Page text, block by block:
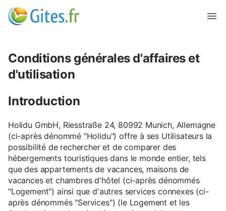
Conditions générales d'affaires et
d'utilisation
Introduction
Holidu GmbH, Riesstraße 24, 80992 Munich, Allemagne
(ci-après dénommé "Holidu") offre à ses Utilisateurs la
possibilité de rechercher et de comparer des
hébergements touristiques dans le monde entier, tels
que des appartements de vacances, maisons de
vacances et chambres d'hôtel (ci-après dénommés
"Logement") ainsi que d'autres services connexes (ci-
après dénommés "Services") (le Logement et les